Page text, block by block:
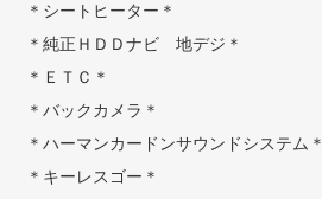
＊シートヒーター＊
＊純正ＨＤＤナビ 地デジ＊
＊ＥＴＣ＊
＊バックカメラ＊
＊ハーマンカードンサウンドシステム＊
＊キーレスゴー＊